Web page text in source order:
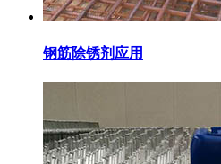
钢筋除锈剂应用